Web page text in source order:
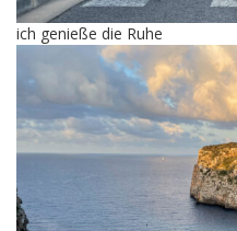
ich genieße die Ruhe